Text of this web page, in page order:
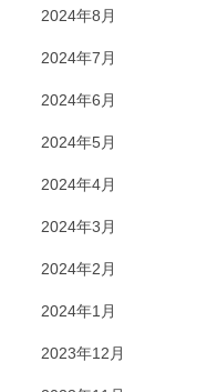
2024年8月
2024年7月
2024年6月
2024年5月
2024年4月
2024年3月
2024年2月
2024年1月
2023年12月